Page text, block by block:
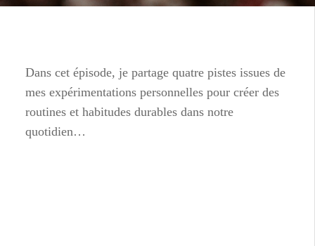
Dans cet épisode, je partage quatre pistes issues de
mes expérimentations personnelles pour créer des
routines et habitudes durables dans notre
quotidien…